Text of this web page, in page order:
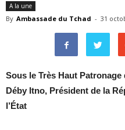
A la une
By Ambassade du Tchad - 31
Sous le Très Haut
Déby Itno, Président de la
l’État